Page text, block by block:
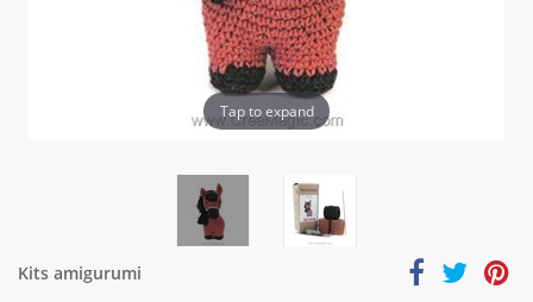
Tap to expand
Kits amigurumi